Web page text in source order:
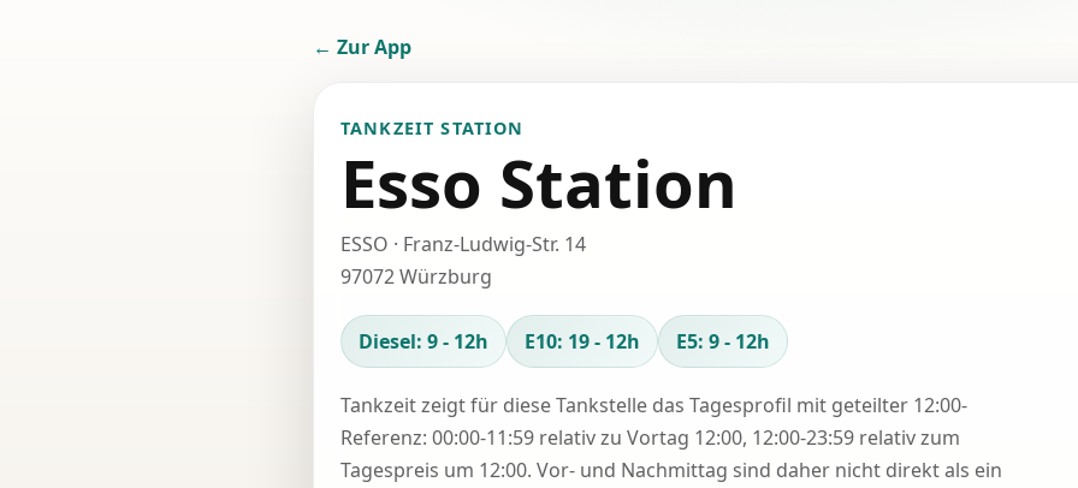
← Zur App
TANKZEIT STATION
Esso Station
ESSO · Franz-Ludwig-Str. 14
97072 Würzburg
Diesel: 9 - 12h E10: 19 - 12h E5: 9 - 12h
Tankzeit zeigt für diese Tankstelle das Tagesprofil mit geteilter 12:00-
Referenz: 00:00-11:59 relativ zu Vortag 12:00, 12:00-23:59 relativ zum
Tagespreis um 12:00. Vor- und Nachmittag sind daher nicht direkt als ein